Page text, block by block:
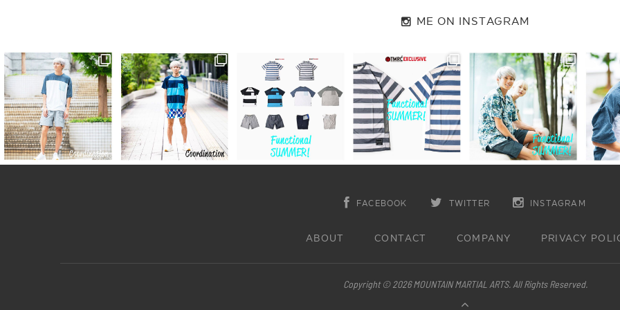
ME ON INSTAGRAM
FACEBOOK TWITTER INSTAGRAM
ABOUT CONTACT COMPANY PRIVACY
Copyright © 2026 MOUNTAIN MARTIAL ARTS. All Rights Reserved.